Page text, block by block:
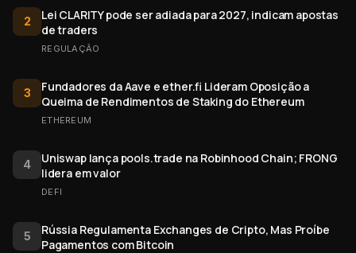
2
Lei CLARITY pode ser adiada para 2027, indicam apostas
de traders
REGULAÇÃO
3
Fundadores da Aave e ether.fi Lideram Oposição a
Queima de Rendimentos de Staking do Ethereum
ETHEREUM
4
Uniswap lança pools.trade na Robinhood Chain; FRONG
lidera em valor
DEFI
5
Rússia Regulamenta Exchanges de Cripto, Mas Proíbe
Pagamentos com Bitcoin